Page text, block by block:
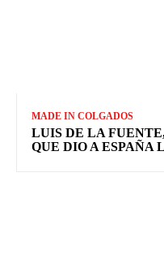
MADE IN COLGADOS
LUIS DE LA
QUE DIO A ESPAÑA